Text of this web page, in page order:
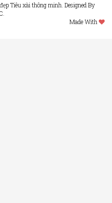
Tiêu xài thông minh. Designed By
Made With